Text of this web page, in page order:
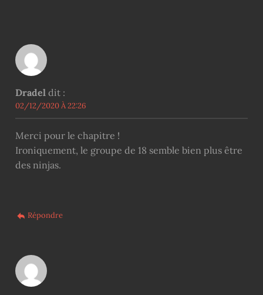
Dradel dit :
02/12/2020 À 22:26
Merci pour le chapitre !
Ironiquement, le groupe de 18 semble bien plus être
des ninjas.
Répondre